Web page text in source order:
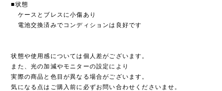
■状態
ケースとブレスに小傷あり
電池交換済みでコンディションは良好です
状態や使用感については個人差がございます。
また、光の加減やモニターの設定により
実際の商品と色目が異なる場合がございます。
気になる点はご購入前に必ずお問い合わせくださいませ。